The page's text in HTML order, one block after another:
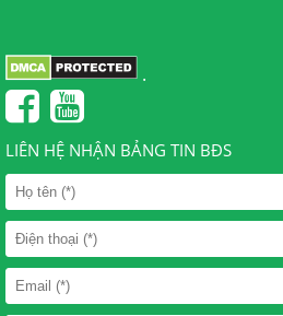
.
LIÊN HỆ NHẬN BẢNG TIN BĐS